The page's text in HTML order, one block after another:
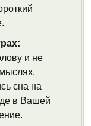
и не
сна на
в Вашей